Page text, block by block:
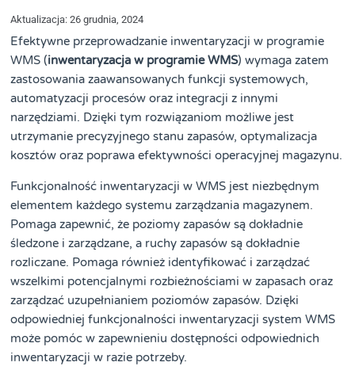
Aktualizacja: 26 grudnia, 2024
Efektywne przeprowadzanie inwentaryzacji w programie
WMS (inwentaryzacja w programie WMS) wymaga zatem
zastosowania zaawansowanych funkcji systemowych,
automatyzacji procesów oraz integracji z innymi
narzędziami. Dzięki tym rozwiązaniom możliwe jest
utrzymanie precyzyjnego stanu zapasów, optymalizacja
kosztów oraz poprawa efektywności operacyjnej magazynu.
Funkcjonalność inwentaryzacji w WMS jest niezbędnym
elementem każdego systemu zarządzania magazynem.
Pomaga zapewnić, że poziomy zapasów są dokładnie
śledzone i zarządzane, a ruchy zapasów są dokładnie
rozliczane. Pomaga również identyfikować i zarządzać
wszelkimi potencjalnymi rozbieżnościami w zapasach oraz
zarządzać uzupełnianiem poziomów zapasów. Dzięki
odpowiedniej funkcjonalności inwentaryzacji system WMS
może pomóc w zapewnieniu dostępności odpowiednich
inwentaryzacji w razie potrzeby.